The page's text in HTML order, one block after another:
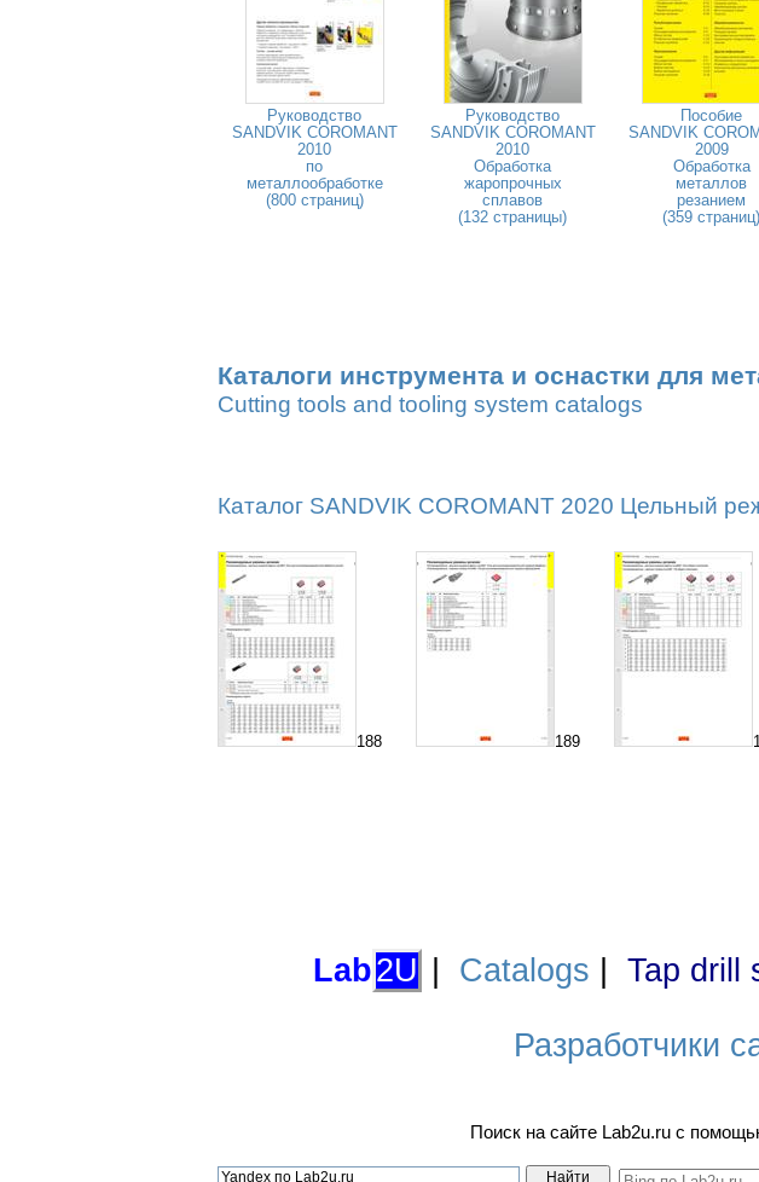
Руководство
SANDVIK COROMANT
2010
по
металлообработке
(800 страниц)
Руководство
SANDVIK COROMANT
2010
Обработка
жаропрочных
сплавов
(132 страницы)
Пособие
SANDVIK
2009
Обработка
металлов
резанием
(359 страниц)
Каталоги инструмента и оснастки для
Cutting tools and tooling system catalogs
Каталог SANDVIK COROMANT 2020 Цельный
188 189
Lab2U Catalogs Tap drill
Разработчики
Поиск на сайте Lab2u.ru с